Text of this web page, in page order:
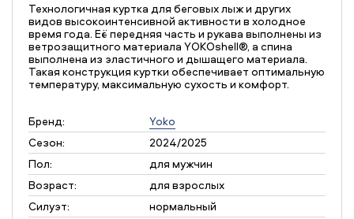
Технологичная куртка для беговых лыж и других
видов высокоинтенсивной активности в холодное
время года. Её передняя часть и рукава выполнены из
ветрозащитного материала YOKOshell®, а спина
выполнена из эластичного и дышащего материала.
Такая конструкция куртки обеспечивает оптимальную
температуру, максимальную сухость и комфорт.
Бренд:
Yoko
Сезон:
2024/2025
Пол:
для мужчин
Возраст:
для взрослых
Силуэт:
нормальный